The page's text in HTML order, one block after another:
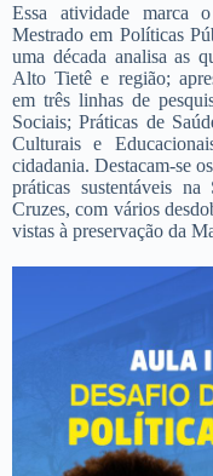
Essa atividade marca
Mestrado em Políticas
uma década analisa as
Alto Tietê e região;
em três linhas de
Sociais; Práticas de
Culturais e
cidadania. Destacam-se
práticas sustentáveis
Cruzes, com vários
vistas à preservação da